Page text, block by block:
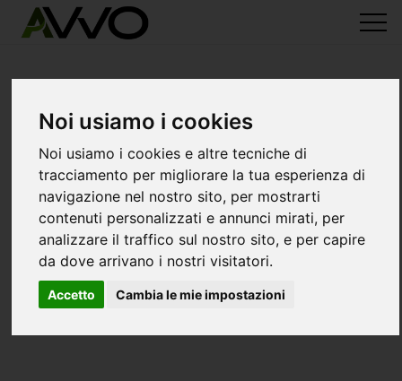
Noi usiamo i cookies
Noi usiamo i cookies e altre tecniche di
tracciamento per migliorare la tua esperienza di
navigazione nel nostro sito, per mostrarti
contenuti personalizzati e annunci mirati, per
analizzare il traffico sul nostro sito, e per capire
da dove arrivano i nostri visitatori.
Accetto Cambia le mie impostazioni